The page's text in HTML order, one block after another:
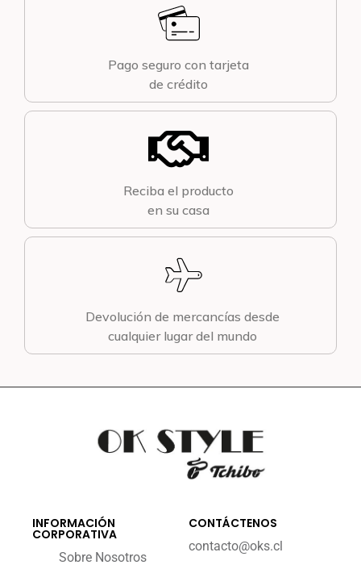
Pago seguro con tarjeta
de crédito
Reciba el producto
en su casa
Devolución de mercancías desde
cualquier lugar del mundo
INFORMACIÓN
CORPORATIVA
Sobre Nosotros
CONTÁCTENOS
contacto@oks.cl